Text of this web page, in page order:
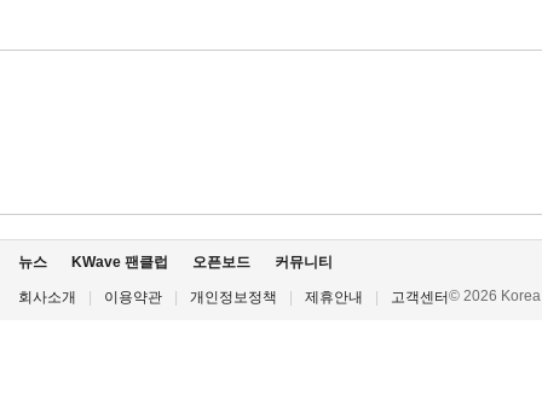
뉴스 KWave 팬클럽 오픈보드 커뮤니티
회사소개 이용약관 개인정보정책 제휴안내 고객센터© 2026